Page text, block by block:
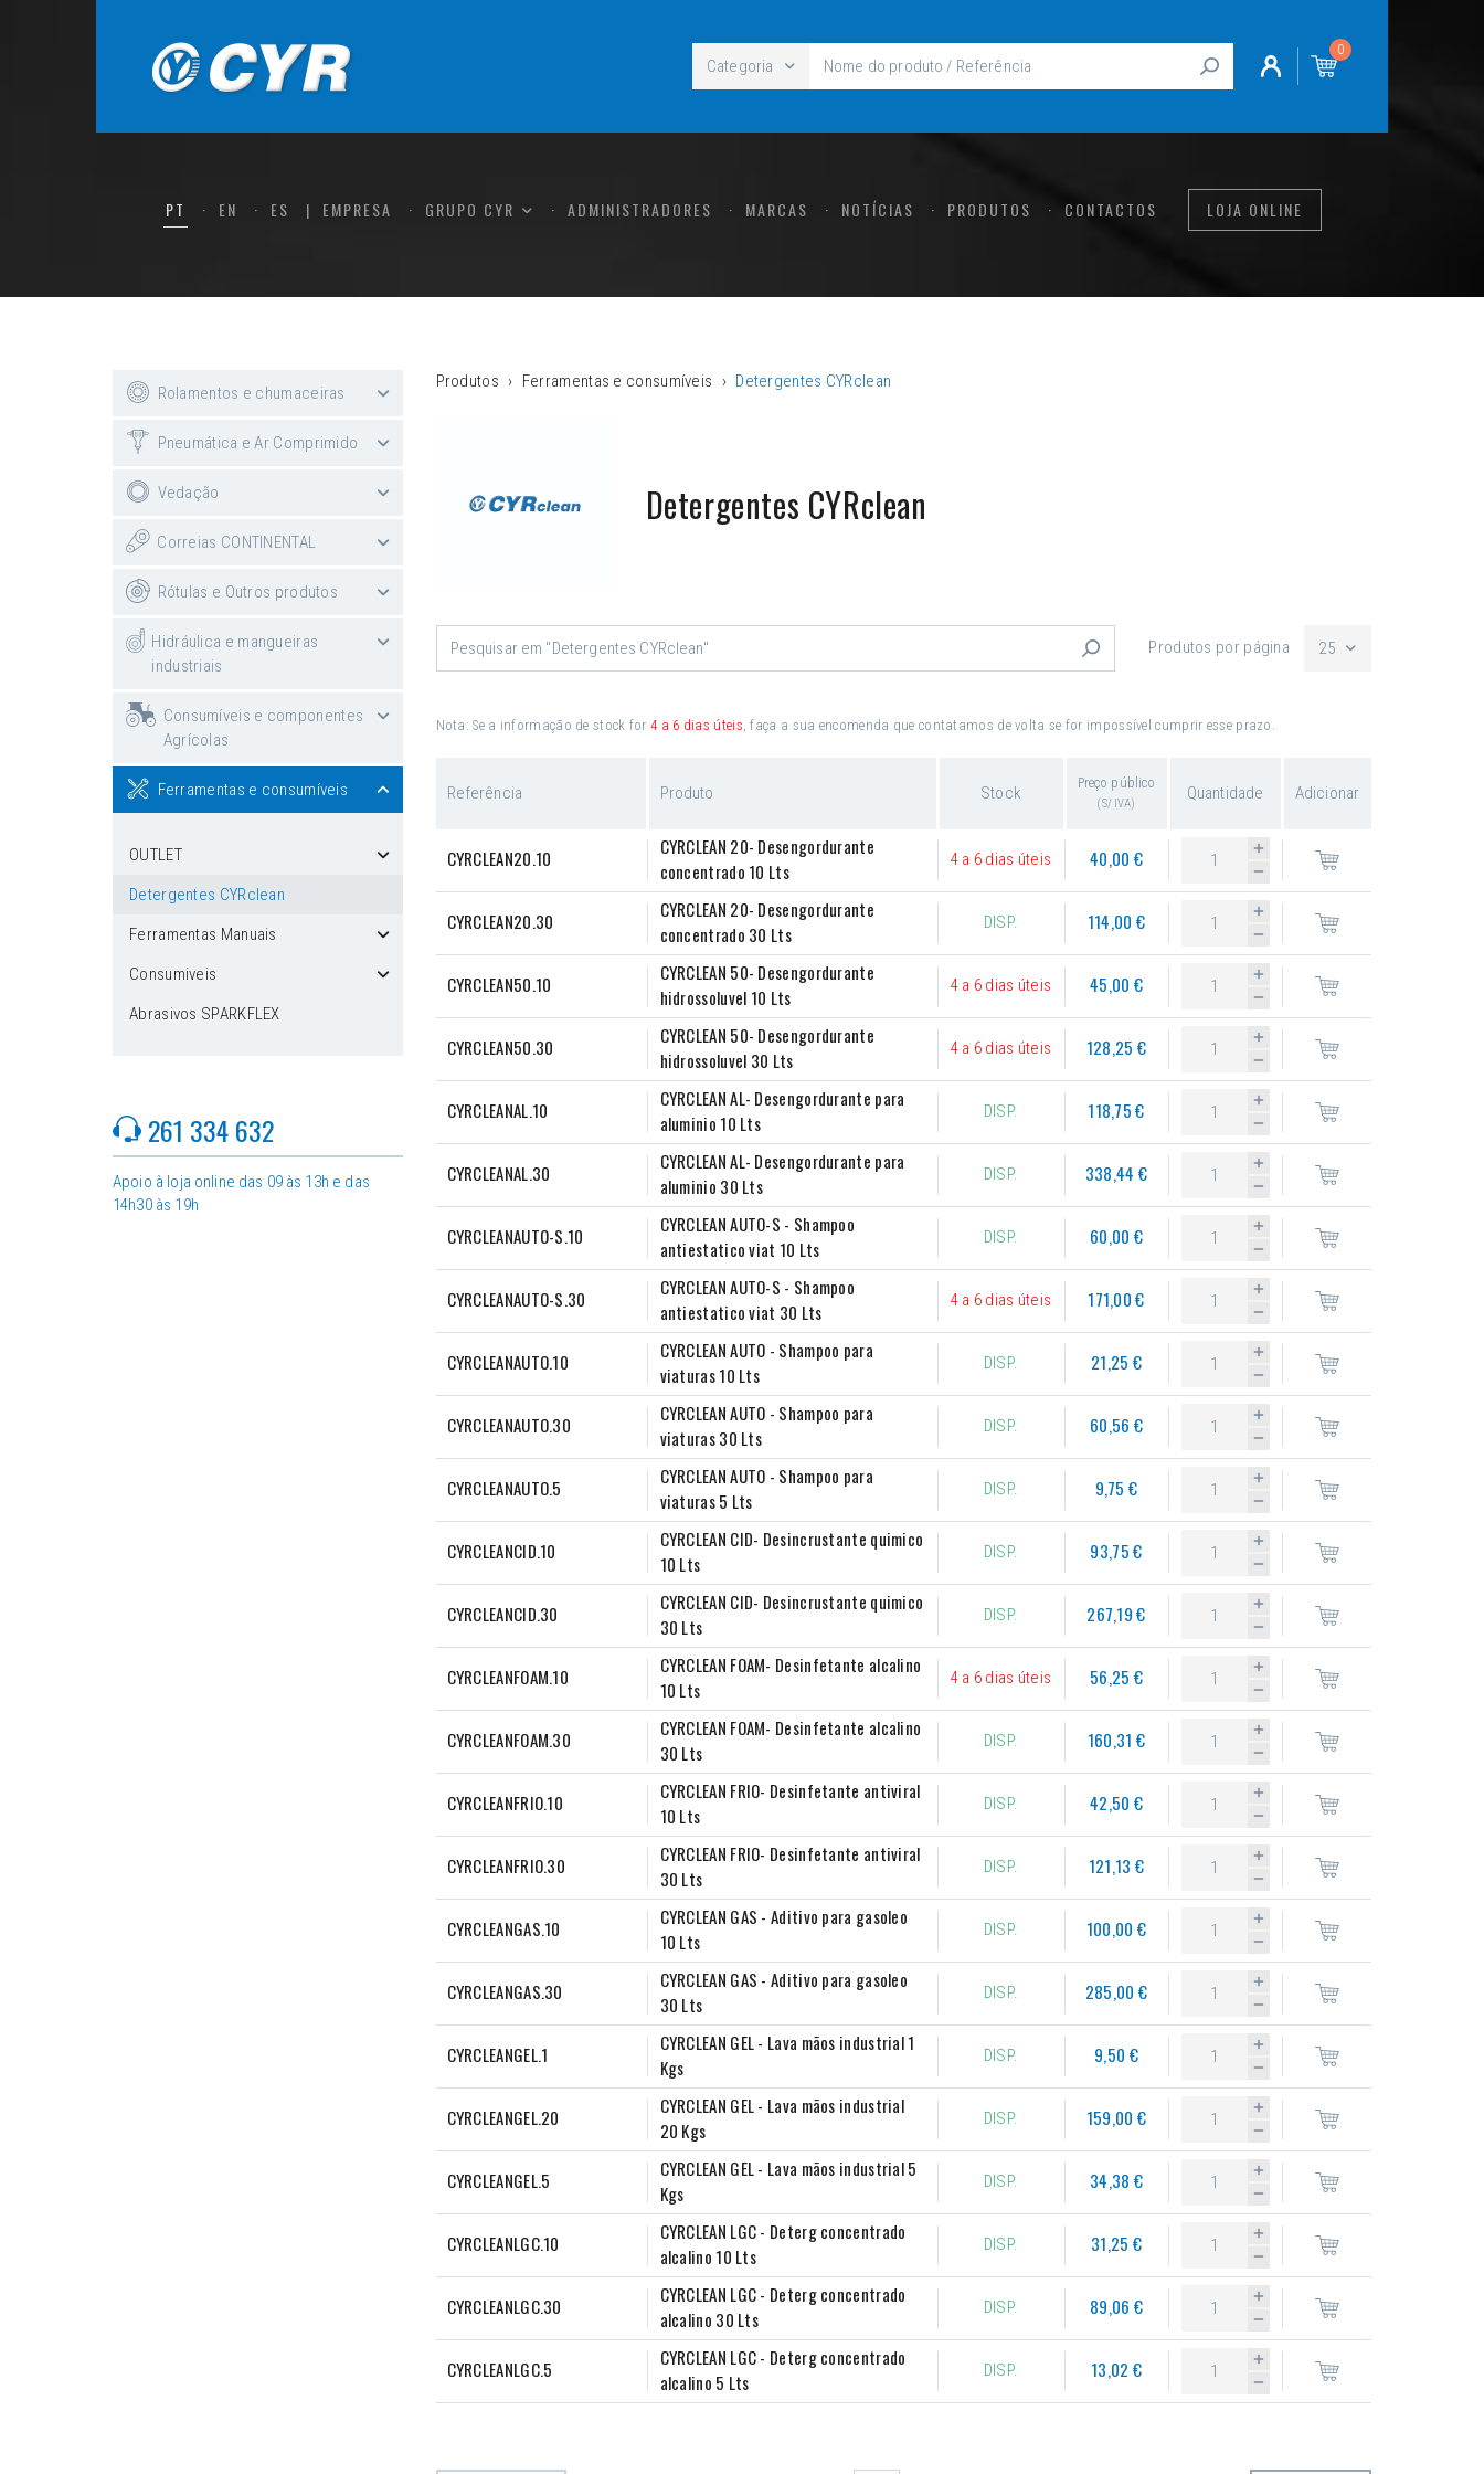
Categoria
0
PT EN ES EMPRESA GRUPO CYR ADMINISTRADORES MARCAS NOTÍCIAS PRODUTOS CONTACTOS LOJA ONLINE
Rolamentos e chumaceiras
Pneumática e Ar Comprimido
Vedação
Correias CONTINENTAL
Rótulas e Outros produtos
Hidráulica e mangueiras
industriais
Consumíveis e componentes
Agrícolas
Ferramentas e consumíveis
OUTLET
Detergentes CYRclean
Ferramentas Manuais
Consumiveis
Abrasivos SPARKFLEX
261 334 632
Apoio à loja online das 09 às 13h e das
14h30 às 19h
Produtos Ferramentas e consumíveis Detergentes CYRclean
Detergentes CYRclean
Produtos por página 25
Nota: Se a informação de stock for4 a 6 dias úteis, faça a sua encomenda que contatamos de volta se for impossível cumprir esse prazo.
Referência Produto Stock
Preço público
(S/ IVA)
Quantidade Adicionar
CYRCLEAN20.10
CYRCLEAN 20- Desengordurante
concentrado 10 Lts
4 a 6 dias úteis 40,00 €
CYRCLEAN20.30
CYRCLEAN 20- Desengordurante
concentrado 30 Lts
DISP. 114,00 €
CYRCLEAN50.10
CYRCLEAN 50- Desengordurante
hidrossoluvel 10 Lts
4 a 6 dias úteis 45,00 €
CYRCLEAN50.30
CYRCLEAN 50- Desengordurante
hidrossoluvel 30 Lts
4 a 6 dias úteis 128,25 €
CYRCLEANAL.10
CYRCLEAN AL- Desengordurante para
aluminio 10 Lts
DISP. 118,75 €
CYRCLEANAL.30
CYRCLEAN AL- Desengordurante para
aluminio 30 Lts
DISP. 338,44 €
CYRCLEANAUTO-S.10
CYRCLEAN AUTO-S - Shampoo
antiestatico viat 10 Lts
DISP. 60,00 €
CYRCLEANAUTO-S.30
CYRCLEAN AUTO-S - Shampoo
antiestatico viat 30 Lts
4 a 6 dias úteis 171,00 €
CYRCLEANAUTO.10
CYRCLEAN AUTO - Shampoo para
viaturas 10 Lts
DISP. 21,25 €
CYRCLEANAUTO.30
CYRCLEAN AUTO - Shampoo para
viaturas 30 Lts
DISP. 60,56 €
CYRCLEANAUTO.5
CYRCLEAN AUTO - Shampoo para
viaturas 5 Lts
DISP. 9,75 €
CYRCLEANCID.10
CYRCLEAN CID- Desincrustante quimico
10 Lts
DISP. 93,75 €
CYRCLEANCID.30
CYRCLEAN CID- Desincrustante quimico
30 Lts
DISP. 267,19 €
CYRCLEANFOAM.10
CYRCLEAN FOAM- Desinfetante alcalino
10 Lts
4 a 6 dias úteis 56,25 €
CYRCLEANFOAM.30
CYRCLEAN FOAM- Desinfetante alcalino
30 Lts
DISP. 160,31 €
CYRCLEANFRIO.10
CYRCLEAN FRIO- Desinfetante antiviral
10 Lts
DISP. 42,50 €
CYRCLEANFRIO.30
CYRCLEAN FRIO- Desinfetante antiviral
30 Lts
DISP. 121,13 €
CYRCLEANGAS.10
CYRCLEAN GAS - Aditivo para gasoleo
10 Lts
DISP. 100,00 €
CYRCLEANGAS.30
CYRCLEAN GAS - Aditivo para gasoleo
30 Lts
DISP. 285,00 €
CYRCLEANGEL.1
CYRCLEAN GEL - Lava mãos industrial 1
Kgs
DISP. 9,50 €
CYRCLEANGEL.20
CYRCLEAN GEL - Lava mãos industrial
20 Kgs
DISP. 159,00 €
CYRCLEANGEL.5
CYRCLEAN GEL - Lava mãos industrial 5
Kgs
DISP. 34,38 €
CYRCLEANLGC.10
CYRCLEAN LGC - Deterg concentrado
alcalino 10 Lts
DISP. 31,25 €
CYRCLEANLGC.30
CYRCLEAN LGC - Deterg concentrado
alcalino 30 Lts
DISP. 89,06 €
CYRCLEANLGC.5
CYRCLEAN LGC - Deterg concentrado
alcalino 5 Lts
DISP. 13,02 €